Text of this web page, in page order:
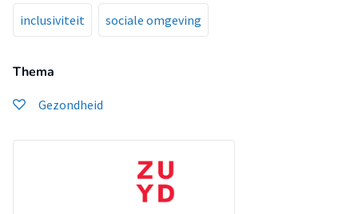
inclusiviteit sociale omgeving
Thema
Gezondheid